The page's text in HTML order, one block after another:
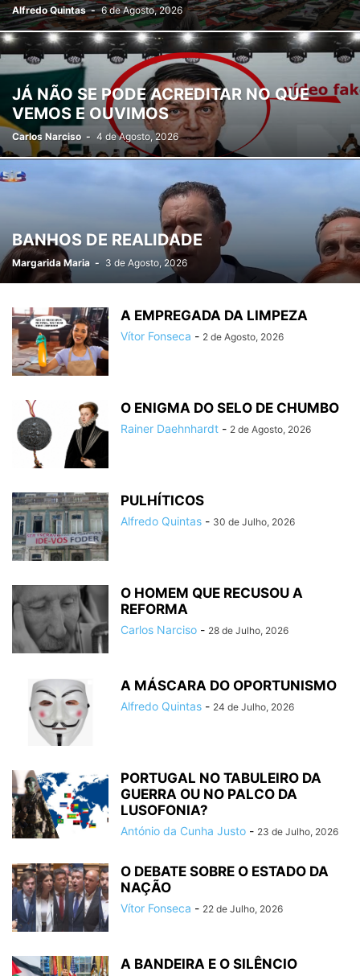
Alfredo Quintas - 6 de Agosto, 2026
JÁ NÃO SE PODE ACREDITAR NO QUE
VEMOS E OUVIMOS
Carlos Narciso - 4 de Agosto, 2026
BANHOS DE REALIDADE
Margarida Maria - 3 de Agosto, 2026
A EMPREGADA DA LIMPEZA
Vítor Fonseca - 2 de Agosto, 2026
O ENIGMA DO SELO DE CHUMBO
Rainer Daehnhardt - 2 de Agosto, 2026
PULHÍTICOS
Alfredo Quintas - 30 de Julho, 2026
O HOMEM QUE RECUSOU A
REFORMA
Carlos Narciso - 28 de Julho, 2026
A MÁSCARA DO OPORTUNISMO
Alfredo Quintas - 24 de Julho, 2026
PORTUGAL NO TABULEIRO DA
GUERRA OU NO PALCO DA
LUSOFONIA?
António da Cunha Justo - 23 de Julho, 2026
O DEBATE SOBRE O ESTADO DA
NAÇÃO
Vítor Fonseca - 22 de Julho, 2026
A BANDEIRA E O SILÊNCIO